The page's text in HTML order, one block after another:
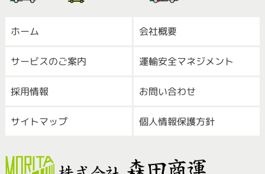
ホーム 会社概要
サービスのご案内 運輸安全マネジメント
採用情報 お問い合わせ
サイトマップ 個人情報保護方針